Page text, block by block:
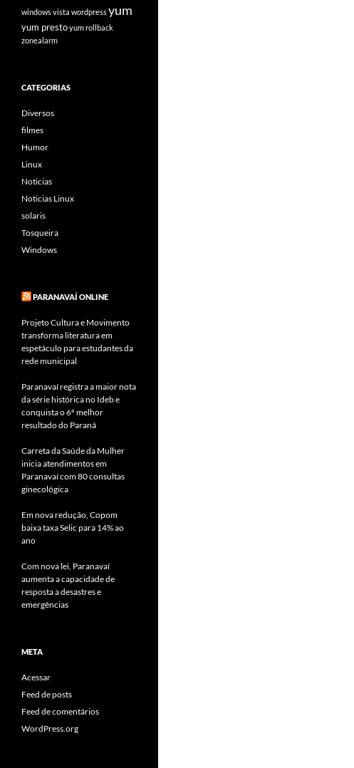
windows vista wordpressyum
yum prestoyum rollback
zonealarm
CATEGORIAS
Diversos
filmes
Humor
Linux
Noticias
Noticias Linux
solaris
Tosqueira
Windows
PARANAVAÍ ONLINE
Projeto Cultura e Movimento
transforma literatura em
espetáculo para estudantes da
rede municipal
Paranavaí registra a maior nota
da série histórica no Ideb e
conquista o 6º melhor
resultado do Paraná
Carreta da Saúde da Mulher
inicia atendimentos em
Paranavaí com 80 consultas
ginecológica
Em nova redução, Copom
baixa taxa Selic para 14% ao
ano
Com nova lei, Paranavaí
aumenta a capacidade de
resposta a desastres e
emergências
META
Acessar
Feed de posts
Feed de comentários
WordPress.org